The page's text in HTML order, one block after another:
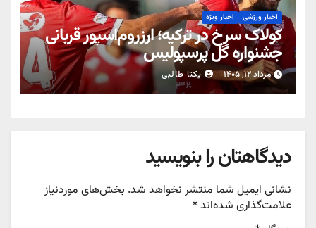
اخبار ورزشی اخبار ویژه
کولاک سرخ در ترکیه؛ ارزروم‌اسپور قربانی
جشنواره گل پرسپولیس
مرداد ۱۲, ۱۴۰۵ یکتا طالبی
دیدگاهتان را بنویسید
نشانی ایمیل شما منتشر نخواهد شد. بخش‌های موردنیاز
علامت‌گذاری شده‌اند*